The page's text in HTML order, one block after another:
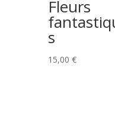
Fleurs
s
15,00 €